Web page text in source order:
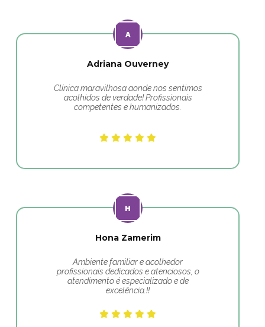
Adriana Ouverney
Clínica maravilhosa aonde nos sentimos
acolhidos de verdade! Profissionais
competentes e humanizados.
Hona Zamerim
Ambiente familiar e acolhedor
profissionais dedicados e atenciosos, o
atendimento é especializado e de
excelência.!!